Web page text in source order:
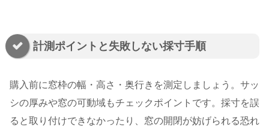
計測ポイントと失敗しない採寸手順
購入前に窓枠の幅・高さ・奥行きを測定しましょう。サッ
シの厚みや窓の可動域もチェックポイントです。採寸を誤
ると取り付けできなかったり、窓の開閉が妨げられる恐れ